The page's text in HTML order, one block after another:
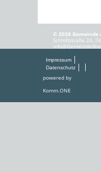
© 2026 Gemeinde
Schloßstraße 24,
Impressum
Datenschutz
powered by
Komm.ONE